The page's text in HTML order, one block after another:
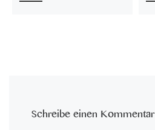
Schreibe einen Kommentar